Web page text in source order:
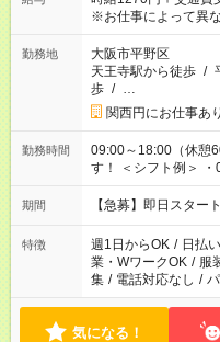
※お仕事によって異な
勤務地
大阪市平野区
天王寺駅から徒歩 /
歩 / …
関西円にお仕事あ
勤務時間
09:00～18:00（休憩60分） 他の時間帯のお仕事
す！ ＜シフト例＞ ・08:00～17:00 ・09:00～16:30 ・09:00～
17:00 ・10:00～17:00 ・10:00～
さい！
期間 【急募】即日スター
特徴 週1日からOK / 日払
業・WワークOK / 服
集 / 電話対応なし /
気になる！